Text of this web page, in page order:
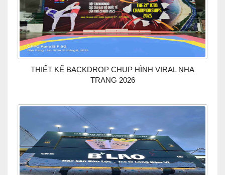
THIẾT KẾ BACKDROP CHỤP HÌNH VIRAL NHA
TRANG 2026